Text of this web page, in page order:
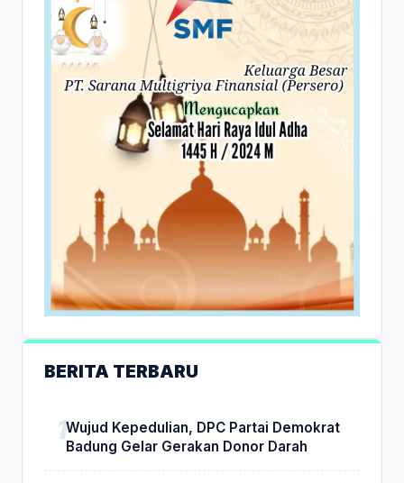
BERITA TERBARU
Wujud Kepedulian, DPC Partai Demokrat
Badung Gelar Gerakan Donor Darah